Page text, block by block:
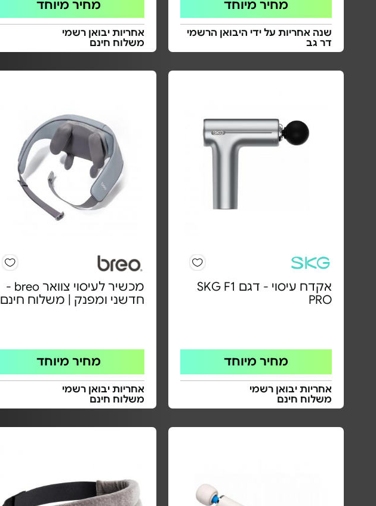
מחיר מיוחד
שנה אחריות על ידי היבואן הרשמי
דר גב
מחיר מיוחד
אחריות יבואן רשמי
משלוח חינם
אקדח עיסוי - דגם SKG F1
PRO
מחיר מיוחד
אחריות יבואן רשמי
משלוח חינם
מכשיר לעיסוי צוואר breo -
חדשני ומפנק | משלוח חינם
מחיר מיוחד
אחריות יבואן רשמי
משלוח חינם